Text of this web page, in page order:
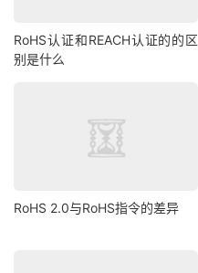
RoHS认证和REACH认证的的区
别是什么
RoHS 2.0与RoHS指令的差异